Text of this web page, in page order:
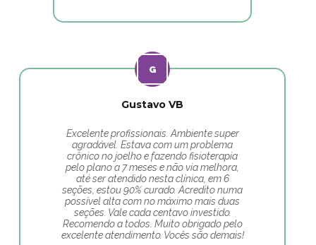
Gustavo VB
Excelente profissionais. Ambiente super
agradável. Estava com um problema
crônico no joelho e fazendo fisioterapia
pelo plano a 7 meses e não via melhora,
até ser atendido nesta clínica, em 6
seções, estou 90% curado. Acredito numa
possível alta com no máximo mais duas
seções. Vale cada centavo investido.
Recomendo a todos. Muito obrigado pelo
excelente atendimento. Vocês são demais!